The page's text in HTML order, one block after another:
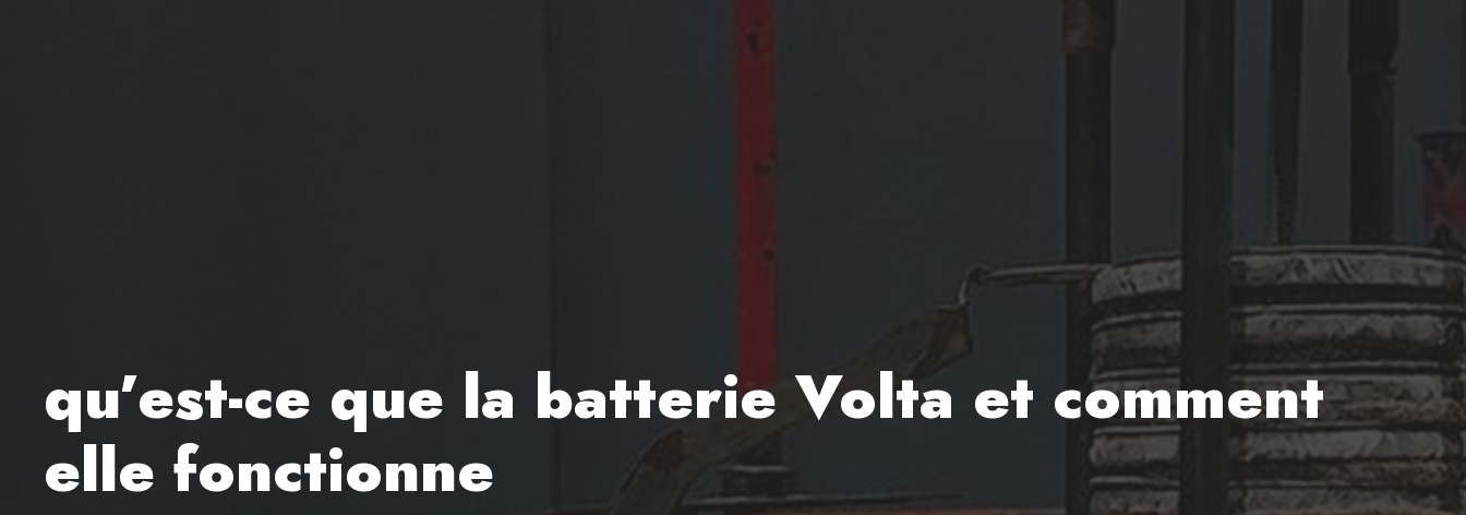
qu’est-ce que la batterie Volta et comment
elle fonctionne